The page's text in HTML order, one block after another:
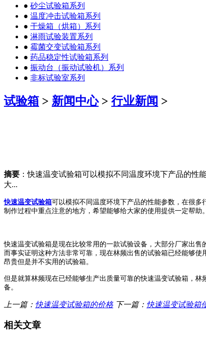
● 砂尘试验箱系列
● 温度冲击试验箱系列
● 干燥箱（烘箱）系列
● 淋雨试验装置系列
● 霉菌交变试验箱系列
● 药品稳定性试验箱系列
● 振动台（振动试验机）系列
● 非标试验室系列
试验箱 > 新闻中心> 行业新闻 >
摘要 ：快速温变试验箱可以模拟不同温度环境下产品的
大...
快速温变试验箱可以模拟不同温度环境下产品的性能参数，在很
制作过程中重点注意的地方，希望能够给大家的使用提供一定帮助。
快速温变试验箱是现在比较常用的一款试验设备，大部分厂家出
而事实证明这种方法非常可靠，现在林频出售的试验箱已经能够
昂贵但是并不实用的试验箱。
但是就算林频现在已经能够生产出质量可靠的快速温变试验箱，
备。
上一篇： 快速温变试验箱的价格 下一篇： 快速温变试验箱
相关文章